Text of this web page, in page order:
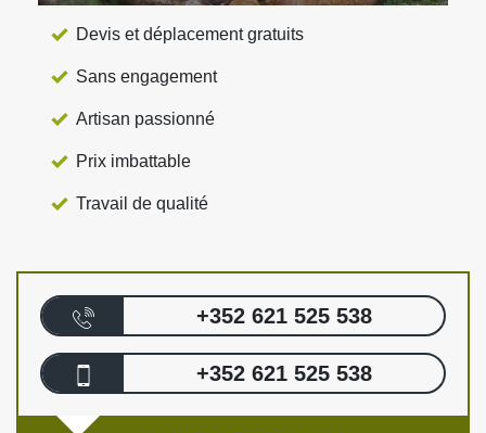
Devis et déplacement gratuits
Sans engagement
Artisan passionné
Prix imbattable
Travail de qualité
+352 621 525 538
+352 621 525 538